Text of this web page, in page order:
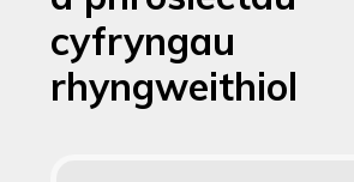
cyfryngau
rhyngweithiol